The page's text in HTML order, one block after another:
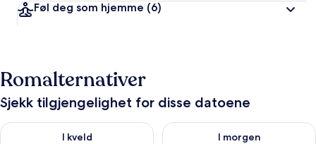
Føl deg som hjemme (6)
Romalternativer
Sjekk tilgjengelighet for disse datoene
I kveld
Sjekk tilgjengelighet for i kveld, aug. 10 - aug. 11
I morgen
Sjekk tilgjengelighet for i